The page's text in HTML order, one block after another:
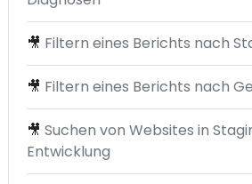
🎥 Filtern eines Berichts nach
🎥 Filtern eines Berichts nach
🎥 Suchen von Websites in
Entwicklung